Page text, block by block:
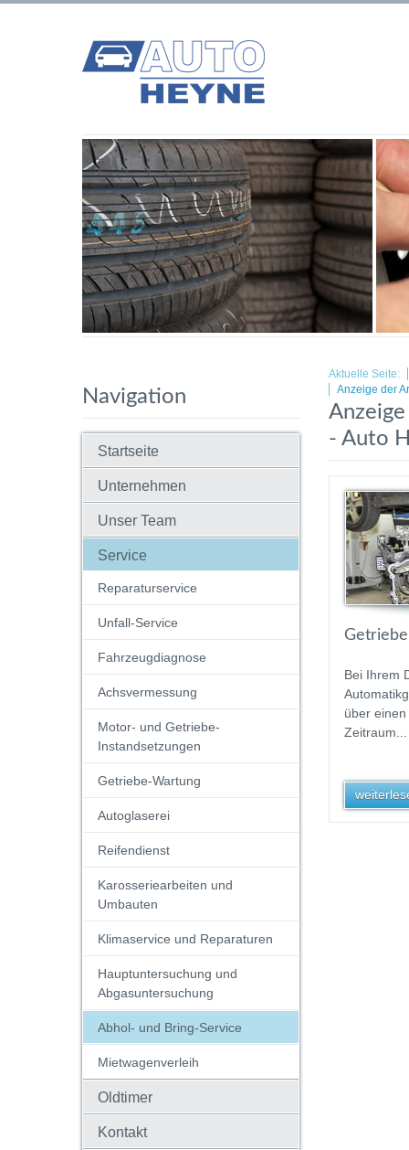
Navigation
Startseite
Unternehmen
Unser Team
Service
Reparaturservice
Unfall-Service
Fahrzeugdiagnose
Achsvermessung
Motor- und Getriebe-
Instandsetzungen
Getriebe-Wartung
Autoglaserei
Reifendienst
Karosseriearbeiten und
Umbauten
Klimaservice und Reparaturen
Hauptuntersuchung und
Abgasuntersuchung
Abhol- und Bring-Service
Mietwagenverleih
Oldtimer
Kontakt
Aktuelle Seite:
Anzeige der
- Auto
Bei Ihrem
über
Zeitraum...